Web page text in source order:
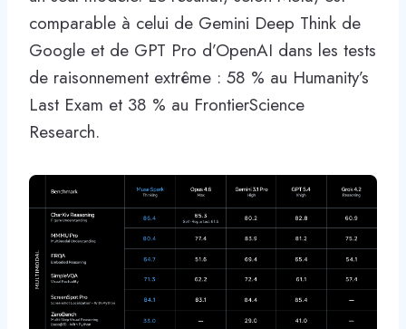
comparable à celui de Gemini Deep Think de
Google et de GPT Pro d’OpenAI dans les tests
de raisonnement extrême : 58 % au Humanity’s
Last Exam et 38 % au FrontierScience
Research.